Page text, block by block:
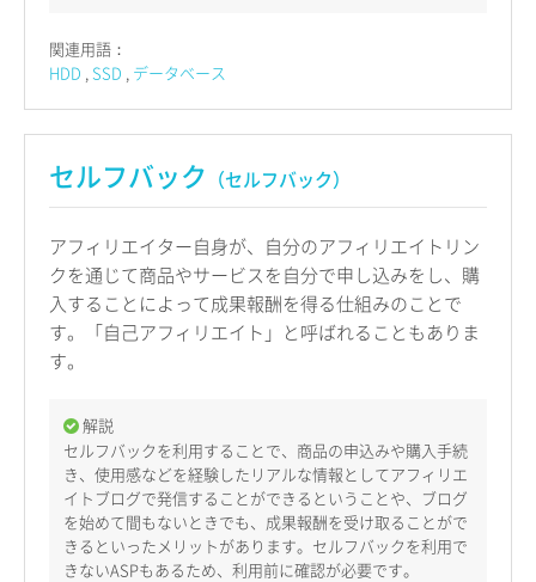
関連用語：
HDD SSD データベース
セルフバック （セルフバック）
アフィリエイター自身が、自分のアフィリエイトリン
クを通じて商品やサービスを自分で申し込みをし、購
入することによって成果報酬を得る仕組みのことで
す。「自己アフィリエイト」と呼ばれることもありま
す。
解説
セルフバックを利用することで、商品の申込みや購入手続
き、使用感などを経験したリアルな情報としてアフィリエ
イトブログで発信することができるということや、ブログ
を始めて間もないときでも、成果報酬を受け取ることがで
きるといったメリットがあります。セルフバックを利用で
きないASPもあるため、利用前に確認が必要です。